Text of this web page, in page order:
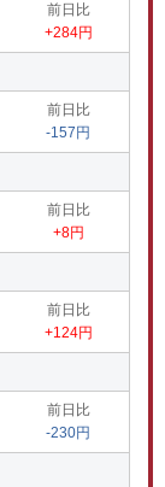
前日比
+284円
前日比
-157円
前日比
+8円
前日比
+124円
前日比
-230円